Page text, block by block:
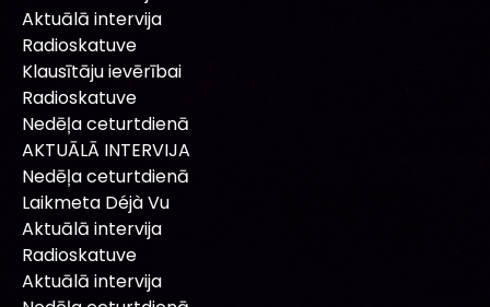
Aktuālā intervija
Radioskatuve
Klausītāju ievērībai
Radioskatuve
Nedēļa ceturtdienā
AKTUĀLĀ INTERVIJA
Nedēļa ceturtdienā
Laikmeta Déjà Vu
Aktuālā intervija
Radioskatuve
Aktuālā intervija